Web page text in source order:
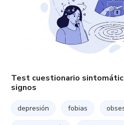
Test cuestionario
signos
depresión fobias